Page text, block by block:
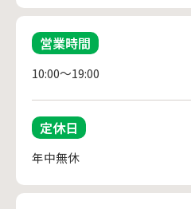
営業時間
10:00～19:00
定休日
年中無休